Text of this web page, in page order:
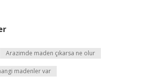
Arazimde maden çıkarsa ne olur
madenler var